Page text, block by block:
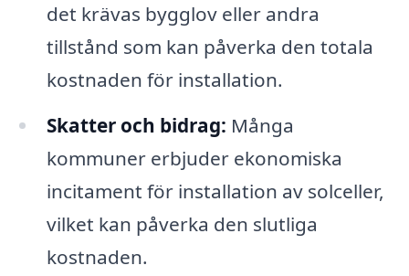
det krävas bygglov eller andra
tillstånd som kan påverka den totala
kostnaden för installation.
Skatter och bidrag: Många
kommuner erbjuder ekonomiska
incitament för installation av solceller,
vilket kan påverka den slutliga
kostnaden.